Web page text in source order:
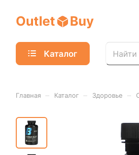
Каталог
Главная Каталог Здоровье